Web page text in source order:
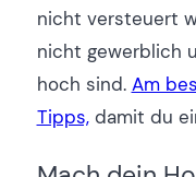
nicht versteuert
nicht gewerblich
hoch sind. Am
Tipps,damit du